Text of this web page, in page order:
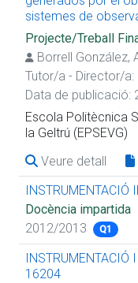
sistemes de
Projecte/Treball
Borrell González,
Tutor/a - Director/a:
Data de publicació:
Escola Politècnica
la Geltrú (EPSEVG)
Veure detall
Docència impartida
2012/2013
Q1
16204